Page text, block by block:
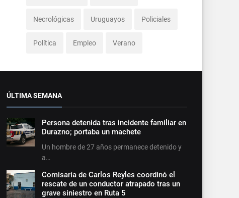
Necrológicas Uruguayos Policiales
Política Empleo Verano
ÚLTIMA SEMANA
Persona detenida tras incidente familiar en
Durazno; portaba un machete
Un hombre de 27 años permanece detenido y
a…
Comisaría de Carlos Reyles coordinó el
rescate de un conductor atrapado tras un
grave siniestro en Ruta 5